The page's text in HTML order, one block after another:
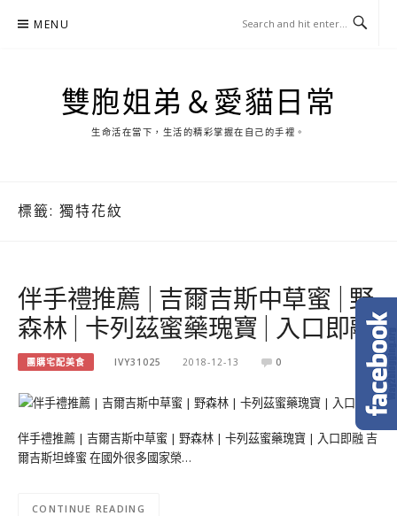
MENU
雙胞姐弟＆愛貓日常
生命活在當下，生活的精彩掌握在自己的手裡。
標籤: 獨特花紋
伴手禮推薦 | 吉爾吉斯中草蜜 | 野
森林 | 卡列茲蜜藥瑰寶 | 入口即融
團購宅配美食 IVY31025 2018-12-13 0
伴手禮推薦 | 吉爾吉斯中草蜜 | 野森林 | 卡列茲蜜藥瑰寶 | 入口即融 吉
爾吉斯坦蜂蜜 在國外很多國家榮…
CONTINUE READING